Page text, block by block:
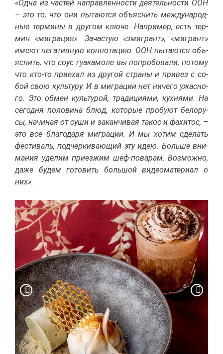
«Од­на из ча­стей на­прав­лен­но­сти де­я­тель­но­сти ООН
– это то, что они пы­та­ют­ся объ­яс­нить меж­ду­на­род­
ные тер­ми­ны в дру­гом клю­че. На­при­мер, есть тер­
мин «ми­гра­ция». За­ча­стую «эми­грант», «ми­грант»
име­ют нега­тив­ную кон­но­та­цию. ООН пы­та­ют­ся объ­
яс­нить, что со­ус гу­а­ка­мо­ле вы по­про­бо­ва­ли, по­то­му
что кто-то при­е­хал из дру­гой стра­ны и при­вез с со­
бой свою куль­ту­ру. И в ми­гра­ции нет ни­че­го ужас­но­
го. Это об­мен куль­ту­рой, тра­ди­ци­я­ми, кух­ня­ми. На
се­год­ня по­ло­ви­на блюд, ко­то­рые про­бу­ют бе­ло­ру­
сы, на­чи­ная от су­ши и за­кан­чи­вая та­кос и фахи­тос, –
это всё бла­го­да­ря ми­гра­ции. И мы хо­тим сде­лать
фе­сти­валь, под­чёр­ки­ва­ю­щий эту идею. Боль­ше вни­
ма­ния уде­лим при­ез­жим шеф-по­ва­рам. Воз­мож­но,
да­же бу­дем го­то­вить боль­шой ви­део­ма­те­ри­ал о
них».